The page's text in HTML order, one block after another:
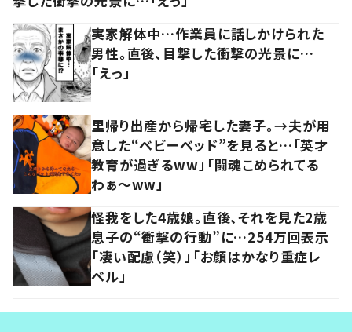
実家解体中…作業員に話しかけられた
男性。直後、目撃した衝撃の光景に…
「えっ」
里帰り出産から帰宅した妻子。→夫が用
意した“ベビーベッド”を見ると…「英才
教育が過ぎるww」「闘魂こめられてる
わぁ～ww」
怪我をした4歳娘。直後、それを見た2歳
息子の“衝撃の行動”に…254万回表示
「凄い配慮（笑）」「お顔はかなり重症レ
ベル」